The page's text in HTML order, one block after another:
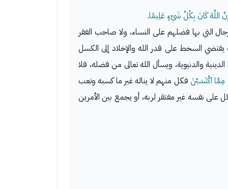
اللَّهَ كَانَ بِكُلِّ شَيْءٍ عَلِيمًا.
التي بها فضلهم على النساء، ولا صاحب الفقر
السخط على قدر الله والإخلاد إلى الكسل
والدنيوية، ويسأل الله تعالى من فضله، فلا
اكْتَسَبْنَ فكل منهم لا يناله غير ما كسبه وتعب
على نفسه غير مفتقر لربه، أو يجمع بين الأمرين